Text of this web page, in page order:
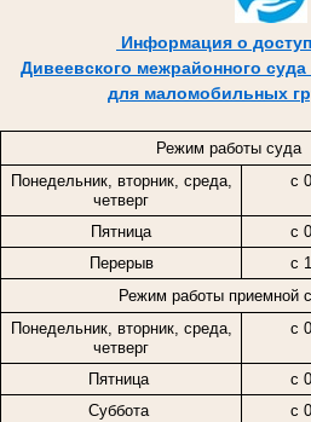
Информация о
Дивеевского межрайонного
для маломобильных
Режим работы суда
Понедельник, вторник, среда,
четверг
с
Пятница
с
Перерыв
с
Режим работы приемной
Понедельник, вторник, среда,
четверг
с
Пятница
с
Суббота
с